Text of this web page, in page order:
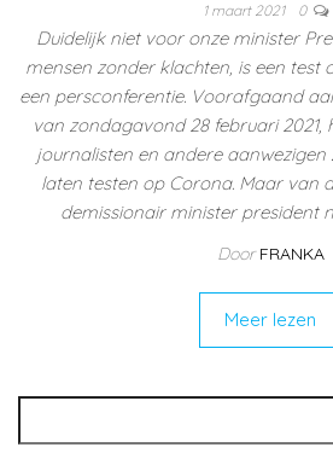
1 maart 2021 0
Duidelijk niet voor onze minister
mensen zonder klachten, is een test
een persconferentie. Voorafgaand
van zondagavond 28 februari 2021,
journalisten en andere
laten testen op Corona. Maar van
demissionair minister president
Door FRANKA
Meer lezen